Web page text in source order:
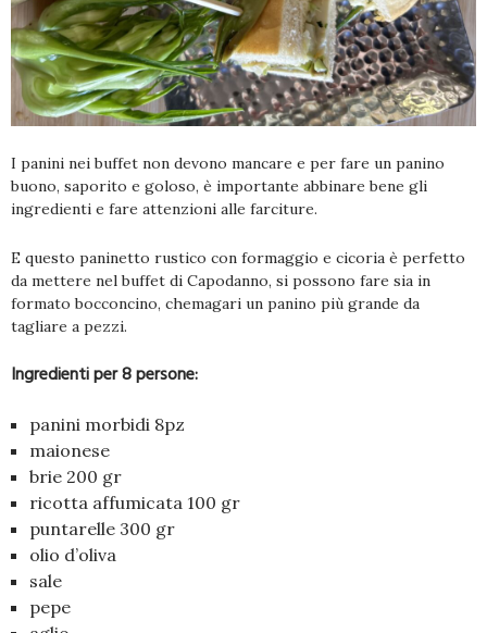
I panini nei buffet non devono mancare e per fare un panino
buono, saporito e goloso, è importante abbinare bene gli
ingredienti e fare attenzioni alle farciture.
E questo paninetto rustico con formaggio e cicoria è perfetto
da mettere nel buffet di Capodanno, si possono fare sia in
formato bocconcino, chemagari un panino più grande da
tagliare a pezzi.
Ingredienti per 8 persone:
panini morbidi 8pz
maionese
brie 200 gr
ricotta affumicata 100 gr
puntarelle 300 gr
olio d’oliva
sale
pepe